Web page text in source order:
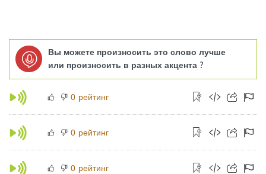
Вы можете произносить это слово лучше
или произносить в разных акцента ?
0 рейтинг
0 рейтинг
0 рейтинг